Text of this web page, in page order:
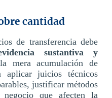
cantidad
de transferencia debe
sustantiva y
mera acumulación de
aplicar juicios técnicos
justificar métodos
que afecten la